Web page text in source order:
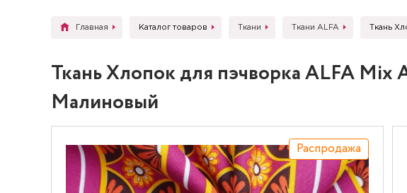
Главная Каталог товаров Ткани Ткани ALFA Ткань
Ткань Хлопок для пэчворка ALFA
Малиновый
Распродажа